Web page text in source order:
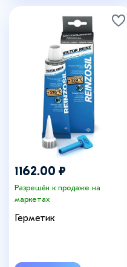
1162.00 ₽
Разрешён к продаже на
маркетах
Герметик